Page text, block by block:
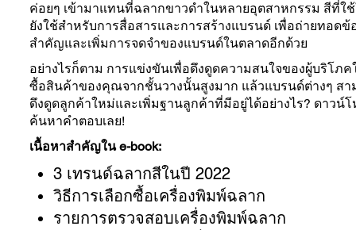
ค่อยๆ เข้ามาแทนที่ฉลากขาวดำในหลายอุตสาหกรรม สีที่ใ
ยังใช้สำหรับการสื่อสารและการสร้างแบรนด์ เพื่อถ่ายทอด
สำคัญและเพิ่มการจดจำของแบรนด์ในตลาดอีกด้วย
อย่างไรก็ตาม การแข่งขันเพื่อดึงดูดความสนใจของผู้บริโภค
ซื้อสินค้าของคุณจากชั้นวางนั้นสูงมาก แล้วแบรนด์ต่างๆ สา
ดึงดูดลูกค้าใหม่และเพิ่มฐานลูกค้าที่มีอยู่ได้อย่างไร? ดาวน์โ
ค้นหาคำตอบเลย!
เนื้อหาสำคัญใน e-book:
3 เทรนด์ฉลากสีในปี 2022
วิธีการเลือกซื้อเครื่องพิมพ์ฉลาก
รายการตรวจสอบเครื่องพิมพ์ฉลาก